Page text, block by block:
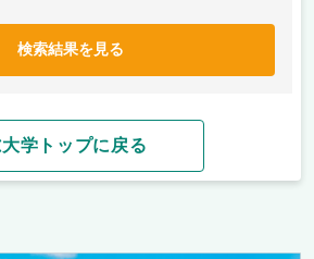
検索結果を見る
大学トップに戻る